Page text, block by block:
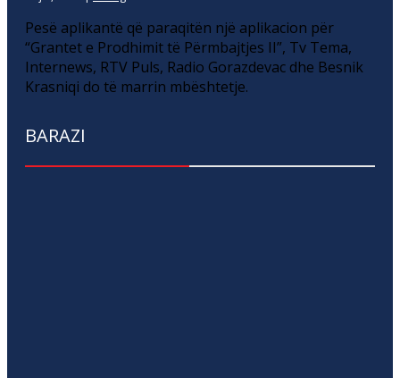
Pesë aplikantë që paraqitën një aplikacion për
“Grantet e Prodhimit të Përmbajtjes II”, Tv Tema,
Internews, RTV Puls, Radio Gorazdevac dhe Besnik
Krasniqi do të marrin mbështetje.
BARAZI